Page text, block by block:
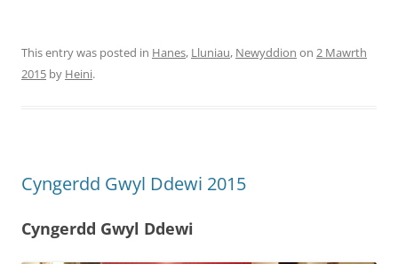
This entry was posted in Hanes, Lluniau, Newyddion on 2 Mawrth
2015 by Heini.
Cyngerdd Gwyl Ddewi 2015
Cyngerdd Gwyl Ddewi